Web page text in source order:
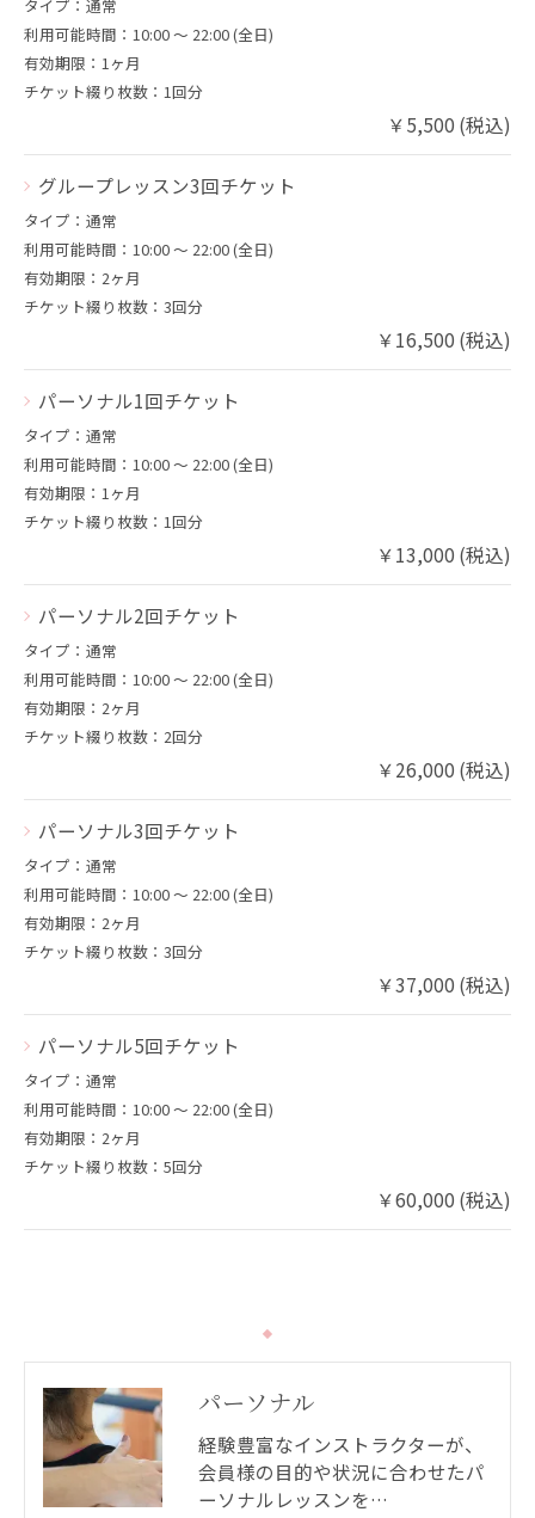
タイプ：通常
利用可能時間：10:00 〜 22:00 (全日)
有効期限：1ヶ月
チケット綴り枚数：1回分
￥5,500 (税込)
グループレッスン3回チケット
タイプ：通常
利用可能時間：10:00 〜 22:00 (全日)
有効期限：2ヶ月
チケット綴り枚数：3回分
￥16,500 (税込)
パーソナル1回チケット
タイプ：通常
利用可能時間：10:00 〜 22:00 (全日)
有効期限：1ヶ月
チケット綴り枚数：1回分
￥13,000 (税込)
パーソナル2回チケット
タイプ：通常
利用可能時間：10:00 〜 22:00 (全日)
有効期限：2ヶ月
チケット綴り枚数：2回分
￥26,000 (税込)
パーソナル3回チケット
タイプ：通常
利用可能時間：10:00 〜 22:00 (全日)
有効期限：2ヶ月
チケット綴り枚数：3回分
￥37,000 (税込)
パーソナル5回チケット
タイプ：通常
利用可能時間：10:00 〜 22:00 (全日)
有効期限：2ヶ月
チケット綴り枚数：5回分
￥60,000 (税込)
パーソナル
経験豊富なインストラクターが、
会員様の目的や状況に合わせたパ
ーソナルレッスンを…